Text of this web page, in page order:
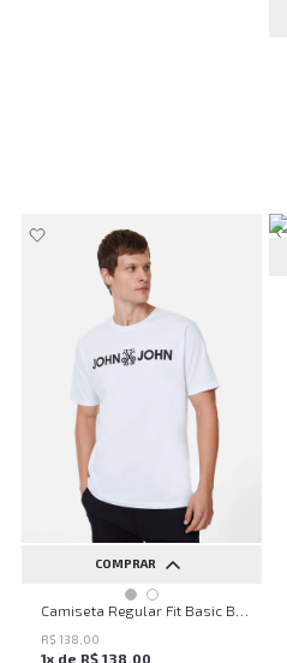
COMPRAR
PP P M G GG
R$ 138 00
1x de R$ 138 00